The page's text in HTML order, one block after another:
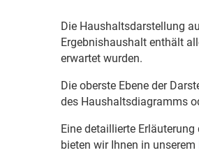
Die Haushaltsdarstellung
Ergebnishaushalt enthält
erwartet wurden.
Die oberste Ebene der
des Haushaltsdiagramms
Eine detaillierte
bieten wir Ihnen in unserem